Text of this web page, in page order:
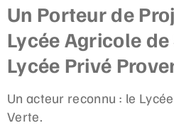
Un Porteur de
Lycée Agricole
Lycée Privé
Un acteur reconnu : le
Verte.